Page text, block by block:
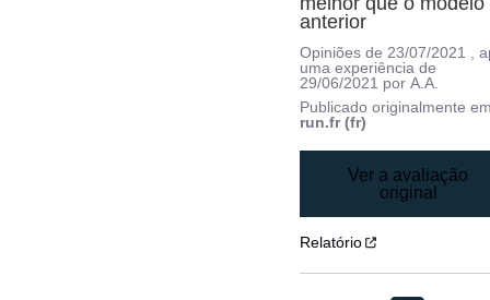
anterior
Opiniões de 23/07/2021
,
uma experiência de
29/06/2021 porA.A.
Publicado originalmente
run.fr (fr)
Ver a avaliação
original
Relatório